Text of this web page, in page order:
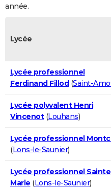
année.
Lycée
Lycée professionnel
Ferdinand Fillod(Saint-
Lycée polyvalent Henri
Vincenot(Louhans)
Lycée professionnel
(Lons-le-Saunier)
Lycée professionnel Sainte
Marie (Lons-le-Saunier)